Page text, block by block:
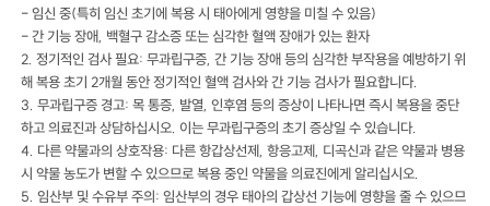
- 임신 중(특히 임신 초기에 복용 시 태아에게 영향을 미칠 수 있음)
- 간 기능 장애, 백혈구 감소증 또는 심각한 혈액 장애가 있는 환자
2. 정기적인 검사 필요: 무과립구증, 간 기능 장애 등의 심각한 부작용을 예방하기 위
해 복용 초기 2개월 동안 정기적인 혈액 검사와 간 기능 검사가 필요합니다.
3. 무과립구증 경고: 목 통증, 발열, 인후염 등의 증상이 나타나면 즉시 복용을 중단
하고 의료진과 상담하십시오. 이는 무과립구증의 초기 증상일 수 있습니다.
4. 다른 약물과의 상호작용: 다른 항갑상선제, 항응고제, 디곡신과 같은 약물과 병용
시 약물 농도가 변할 수 있으므로 복용 중인 약물을 의료진에게 알리십시오.
5. 임산부 및 수유부 주의: 임산부의 경우 태아의 갑상선 기능에 영향을 줄 수 있으므